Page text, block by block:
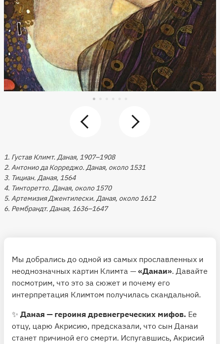
1. Густав Климт. Даная, 1907–1908
2. Антонио да Корреджо. Даная, около 1531
3. Тициан. Даная, 1564
4. Тинторетто. Даная, около 1570
5. Артемизия Джентилески. Даная, около 1612
6. Рембрандт. Даная, 1636–1647
Мы добрались до одной из самых прославленных и
неоднозначных картин Климта — «Данаи». Давайте
посмотрим, что это за сюжет и почему его
интерпретация Климтом получилась скандальной.
✨ Даная — героиня древнегреческих мифов. Ее
отцу, царю Акрисию, предсказали, что сын Данаи
станет причиной его смерти. Испугавшись, Акрисий